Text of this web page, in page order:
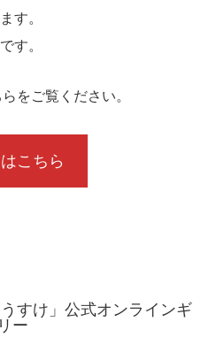
す。
す。
をご覧ください。
こちら
すけ」公式オンラインギ
ー